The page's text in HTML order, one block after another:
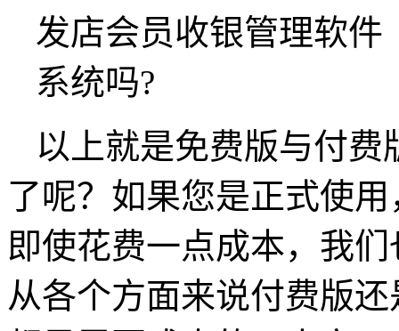
以上就是免费版与付
了呢？如果您是正式使
即使花费一点成本，我
从各个方面来说付费版